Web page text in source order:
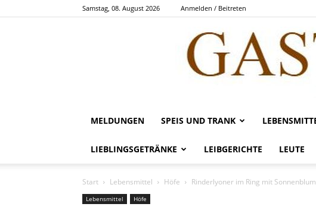
Samstag, 08. August 2026 Anmelden / Beitreten
MELDUNGEN SPEIS UND TRANK
LIEBLINGSGETRÄNKE LEIBGERICHTE LEUTE
Start Lebensmittel Höfe Rinderlyoner im Ring mit
Lebensmittel Höfe